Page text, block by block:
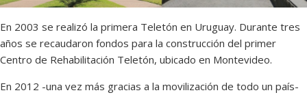
En 2003 se realizó la primera Teletón en Uruguay. Durante tres
años se recaudaron fondos para la construcción del primer
Centro de Rehabilitación Teletón, ubicado en Montevideo.
En 2012 -una vez más gracias a la movilización de todo un país-